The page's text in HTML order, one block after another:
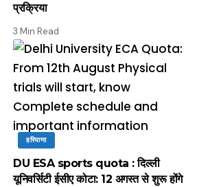
प्रक्रिया
3 Min Read
हरियाणा
DU ESA sports quota : दिल्ली
यूनिवर्सिटी ईसीए कोटा: 12 अगस्त से शुरू होंगे